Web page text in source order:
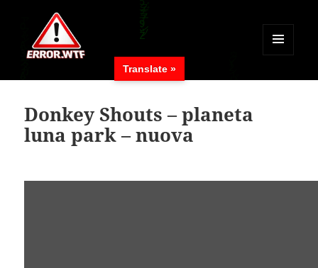
MENÜ
WIDGETS
Donkey Shouts – planeta
luna park – nuova
Translate »